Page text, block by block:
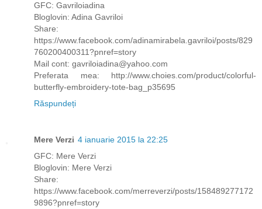
GFC: Gavriloiadina
Bloglovin: Adina Gavriloi
Share:
https://www.facebook.com/adinamirabela.gavriloi/posts/829
760200400311?pnref=story
Mail cont: gavriloiadina@yahoo.com
Preferata mea: http://www.choies.com/product/colorful-
butterfly-embroidery-tote-bag_p35695
Răspundeți
Mere Verzi 4 ianuarie 2015 la 22:25
GFC: Mere Verzi
Bloglovin: Mere Verzi
Share:
https://www.facebook.com/merreverzi/posts/158489277172
9896?pnref=story